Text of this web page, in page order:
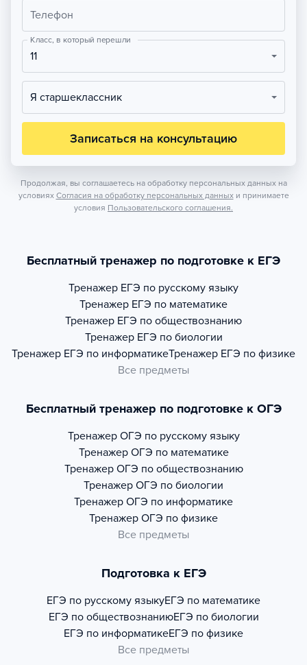
Телефон
Класс, в который перешли
11
Я старшеклассник
Записаться на консультацию
Продолжая, вы соглашаетесь на обработку персональных данных на
условиях Согласия на обработку персональных данных и принимаете
условия Пользовательского соглашения.
Бесплатный тренажер по подготовке к ЕГЭ
Тренажер ЕГЭ по русскому языку
Тренажер ЕГЭ по математике
Тренажер ЕГЭ по обществознанию
Тренажер ЕГЭ по биологии
Тренажер ЕГЭ по информатикеТренажер ЕГЭ по физике
Все предметы
Бесплатный тренажер по подготовке к ОГЭ
Тренажер ОГЭ по русскому языку
Тренажер ОГЭ по математике
Тренажер ОГЭ по обществознанию
Тренажер ОГЭ по биологии
Тренажер ОГЭ по информатике
Тренажер ОГЭ по физике
Все предметы
Подготовка к ЕГЭ
ЕГЭ по русскому языкуЕГЭ по математике
ЕГЭ по обществознаниюЕГЭ по биологии
ЕГЭ по информатикеЕГЭ по физике
Все предметы